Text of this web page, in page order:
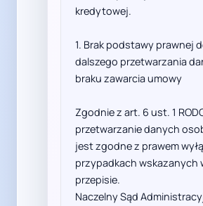
kredytowej.
1. Brak podstawy prawnej
dalszego przetwarzania
braku zawarcia umowy
Zgodnie z art. 6 ust. 1
przetwarzanie danych
jest zgodne z prawem
przypadkach wskazanych
przepisie.
Naczelny Sąd